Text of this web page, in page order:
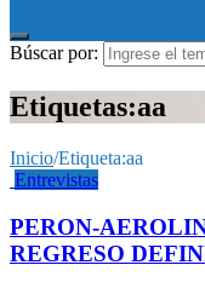
Búscar por:
Etiquetas:aa
Inicio/Etiqueta:aa
Entrevistas
PERON-
REGRESO